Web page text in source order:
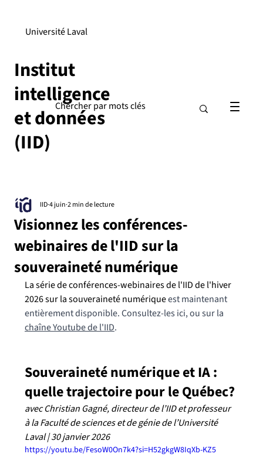
Institut
intelligence
et données
(IID)
Université Laval
Visionnez les conférences-
webinaires de l'IID sur la
souveraineté numérique
IID4 juin 2 min de lecture
La série de conférences-webinaires de l'IID de l'hiver
2026 sur la souveraineté numérique est maintenant
entièrement disponible. Consultez-les ici, ou sur la
chaîne Youtube de l'IID.
Souveraineté numérique et IA :
quelle trajectoire pour le Québec?
avec Christian Gagné, directeur de l’IID et professeur
à la Faculté de sciences et de génie de l’Université
Laval | 30 janvier 2026
https://youtu.be/FesoW0On7k4?si=H52gkgW8IqXb-KZ5